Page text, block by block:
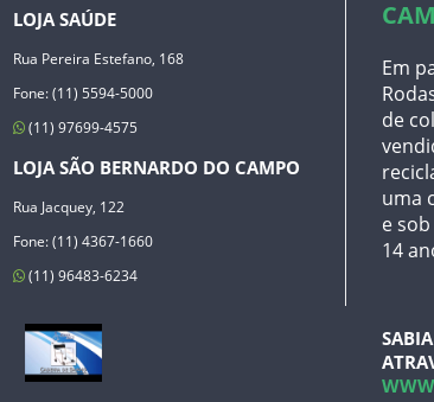
LOJA SAÚDE
Rua Pereira Estefano, 168
Fone: (11) 5594-5000
(11) 97699-4575
LOJA SÃO BERNARDO DO CAMPO
Rua Jacquey, 122
Fone: (11) 4367-1660
(11) 96483-6234
Em
de
uma
e
14